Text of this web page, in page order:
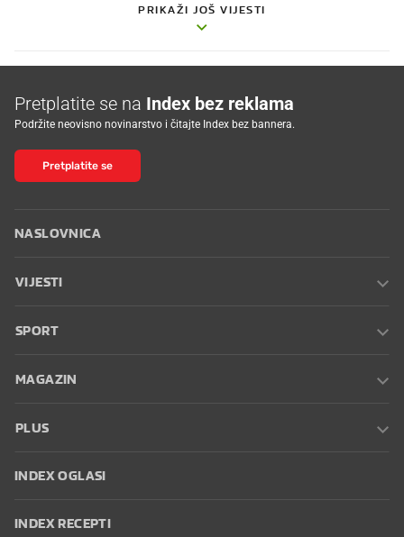
PRIKAŽI JOŠ VIJESTI
Pretplatite se na Index bez reklama
Podržite neovisno novinarstvo i čitajte Index bez bannera.
Pretplatite se
NASLOVNICA
VIJESTI
SPORT
MAGAZIN
PLUS
INDEX OGLASI
INDEX RECEPTI